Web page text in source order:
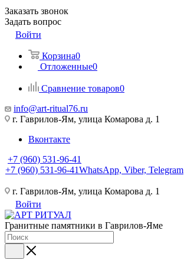
Заказать звонок
Задать вопрос
Войти
Корзина0
Отложенные0
Сравнение товаров0
info@art-ritual76.ru
г. Гаврилов-Ям, улица Комарова д. 1
Вконтакте
+7 (960) 531-96-41
+7 (960) 531-96-41WhatsApp, Viber, Telegram
г. Гаврилов-Ям, улица Комарова д. 1
Войти
Гранитные памятники в Гаврилов-Яме